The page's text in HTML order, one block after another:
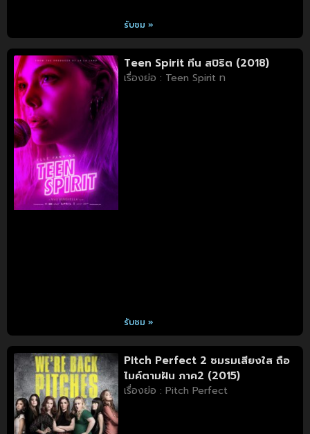
รับชม »
Teen Spirit ทีน สปิริต (2018)
เรื่องย่อ : Teen Spirit ท
รับชม »
Pitch Perfect 2 ชมรมเสียงใส ถือ
ไมค์ตามฝัน ภาค2 (2015)
เรื่องย่อ : Pitch Perfect